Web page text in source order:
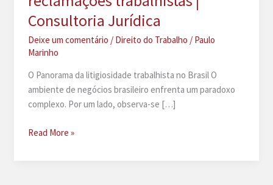
Consultoria Jurídica
Deixe um comentário / Direito do Trabalho / Paulo
Marinho
O Panorama da litigiosidade trabalhista no Brasil O
ambiente de negócios brasileiro enfrenta um paradoxo
complexo. Por um lado, observa-se […]
05
Read More »